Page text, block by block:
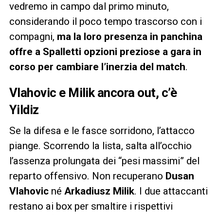
vedremo in campo dal primo minuto,
considerando il poco tempo trascorso con i
compagni, ma la loro presenza in panchina
offre a Spalletti opzioni preziose a gara in
corso per cambiare l’inerzia del match.
Vlahovic e Milik ancora out, c’è
Yildiz
Se la difesa e le fasce sorridono, l’attacco
piange. Scorrendo la lista, salta all’occhio
l’assenza prolungata dei “pesi massimi” del
reparto offensivo. Non recuperano Dusan
Vlahovicné Arkadiusz Milik. I due attaccanti
restano ai box per smaltire i rispettivi